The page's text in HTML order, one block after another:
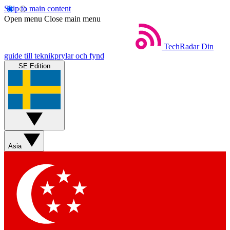
Skip to main content
Open menu Close main menu
TechRadar Din
guide till teknikprylar och fynd
SE Edition
Asia